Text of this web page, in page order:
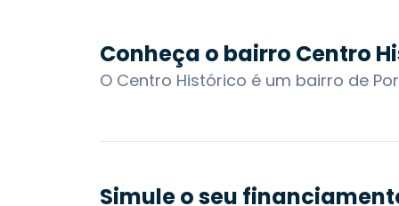
Conheça o bairro Centro
Simule o seu